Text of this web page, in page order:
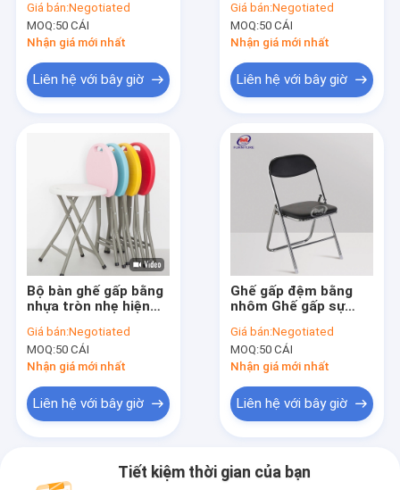
người
Giá bán:Negotiated
MOQ:50 CÁI
Nhận giá mới nhất
Liên hệ với bây giờ
trời
Giá bán:Negotiated
MOQ:50 CÁI
Nhận giá mới nhất
Liên hệ với bây giờ
Bộ bàn ghế gấp bằng
nhựa tròn nhẹ hiện
gấp
Giá bán:Negotiated
MOQ:50 CÁI
Nhận giá mới nhất
Liên hệ với bây giờ
Ghế gấp đệm bằng
nhôm Ghế gấp sự
Giá bán:Negotiated
MOQ:50 CÁI
Nhận giá mới nhất
Liên hệ với bây giờ
Tiết kiệm thời gian của bạn